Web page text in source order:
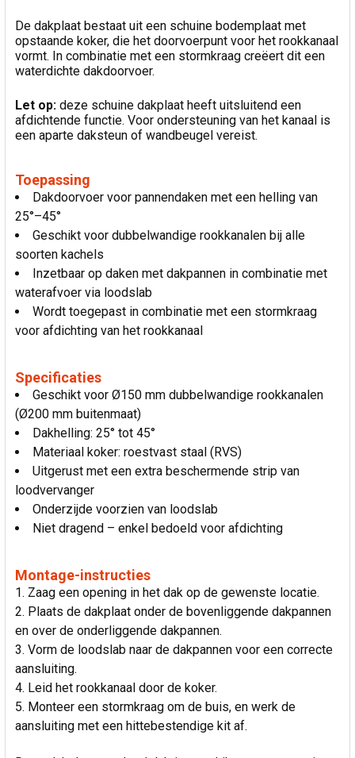
De dakplaat bestaat uit een schuine bodemplaat met
opstaande koker, die het doorvoerpunt voor het rookkanaal
vormt. In combinatie met een stormkraag creëert dit een
waterdichte dakdoorvoer.
Let op: deze schuine dakplaat heeft uitsluitend een
afdichtende functie. Voor ondersteuning van het kanaal is
een aparte daksteun of wandbeugel vereist.
Toepassing
Dakdoorvoer voor pannendaken met een helling van
25°–45°
Geschikt voor dubbelwandige rookkanalen bij alle
soorten kachels
Inzetbaar op daken met dakpannen in combinatie met
waterafvoer via loodslab
Wordt toegepast in combinatie met een stormkraag
voor afdichting van het rookkanaal
Specificaties
Geschikt voor Ø150 mm dubbelwandige rookkanalen
(Ø200 mm buitenmaat)
Dakhelling: 25° tot 45°
Materiaal koker: roestvast staal (RVS)
Uitgerust met een extra beschermende strip van
loodvervanger
Onderzijde voorzien van loodslab
Niet dragend – enkel bedoeld voor afdichting
Montage-instructies
Zaag een opening in het dak op de gewenste locatie.
Plaats de dakplaat onder de bovenliggende dakpannen
en over de onderliggende dakpannen.
Vorm de loodslab naar de dakpannen voor een correcte
aansluiting.
Leid het rookkanaal door de koker.
Monteer een stormkraag om de buis, en werk de
aansluiting met een hittebestendige kit af.